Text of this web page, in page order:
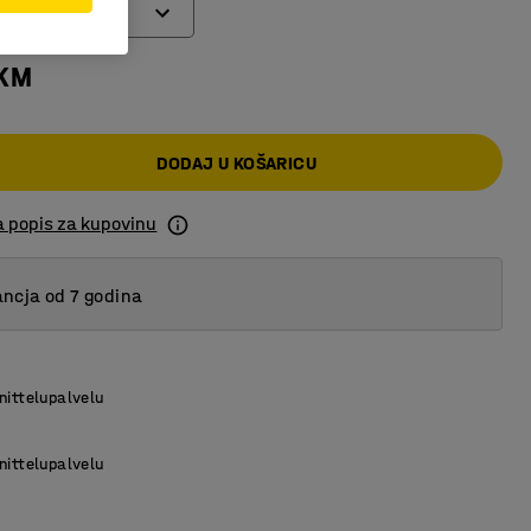
DODAJ U KOŠARICU
popis za kupovinu
od 7 godina